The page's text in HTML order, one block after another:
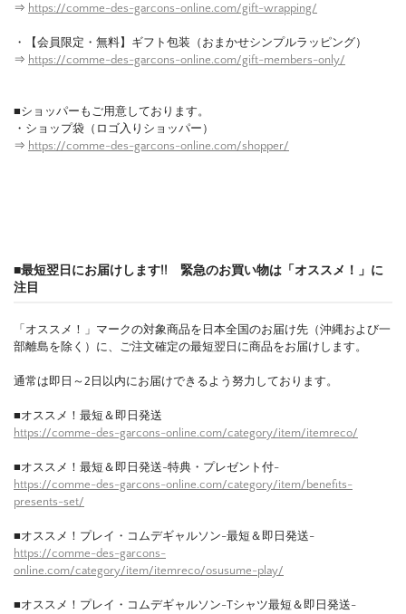
⇒ https://comme-des-garcons-online.com/gift-wrapping/
・【会員限定・無料】ギフト包装（おまかせシンプルラッピング）
⇒ https://comme-des-garcons-online.com/gift-members-only/
■ショッパーもご用意しております。
・ショップ袋（ロゴ入りショッパー）
⇒ https://comme-des-garcons-online.com/shopper/
■最短翌日にお届けします!! 緊急のお買い物は「オススメ！」に
注目
「オススメ！」マークの対象商品を日本全国のお届け先（沖縄および一
部離島を除く）に、ご注文確定の最短翌日に商品をお届けします。
通常は即日～2日以内にお届けできるよう努力しております。
■オススメ！最短＆即日発送
https://comme-des-garcons-online.com/category/item/itemreco/
■オススメ！最短＆即日発送-特典・プレゼント付-
https://comme-des-garcons-online.com/category/item/benefits-
presents-set/
■オススメ！プレイ・コムデギャルソン-最短＆即日発送-
https://comme-des-garcons-
online.com/category/item/itemreco/osusume-play/
■オススメ！プレイ・コムデギャルソン-Tシャツ最短＆即日発送-